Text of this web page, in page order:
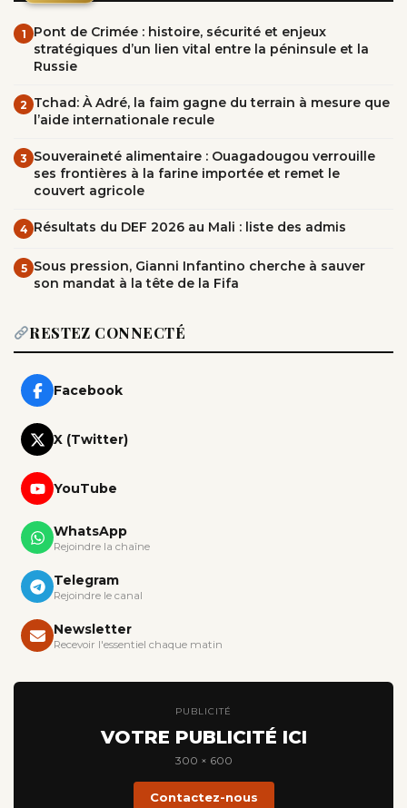
1
Pont de Crimée : histoire, sécurité et enjeux
stratégiques d’un lien vital entre la péninsule et la
Russie
2 Tchad: À Adré, la faim gagne du terrain à mesure que
l’aide internationale recule
3 Souveraineté alimentaire : Ouagadougou verrouille
ses frontières à la farine importée et remet le
couvert agricole
4 Résultats du DEF 2026 au Mali : liste des admis
5 Sous pression, Gianni Infantino cherche à sauver
son mandat à la tête de la Fifa
RESTEZ CONNECTÉ
Facebook
X (Twitter)
YouTube
WhatsApp
Rejoindre la chaîne
Telegram
Rejoindre le canal
Newsletter
Recevoir l'essentiel chaque matin
PUBLICITÉ
VOTRE PUBLICITÉ ICI
300 × 600
Contactez-nous